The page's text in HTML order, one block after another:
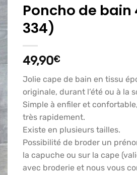
Poncho de
334)
49,90€
Jolie cape de bain en tissu
originale, durant l’été ou à la
Simple à enfiler et
très rapidement.
Existe en plusieurs tailles.
Possibilité de broder un
la capuche ou sur la cape
avec broderie et nous vous